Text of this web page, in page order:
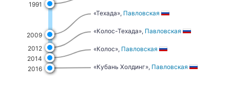
1991
2009
2012
2014
2016
«Техада», Павловская
«Колос-Техада», Павловская
«Колос», Павловская
«Кубань Холдинг», Павловская